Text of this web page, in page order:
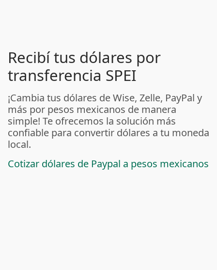
Recibí tus dólares por
transferencia SPEI
¡Cambia tus dólares de Wise, Zelle, PayPal y
más por pesos mexicanos de manera
simple! Te ofrecemos la solución más
confiable para convertir dólares a tu moneda
local.
Cotizar dólares de Paypal a pesos mexicanos